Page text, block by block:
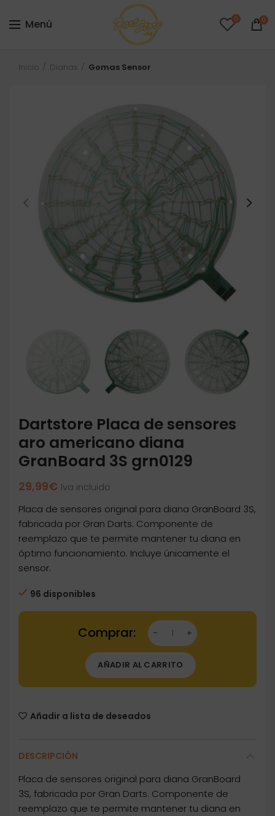
Menú 0 0
Inicio Dianas Gomas Sensor
Dartstore Placa de sensores
aro americano diana
GranBoard 3S grn0129
29,99€ Iva incluido
Placa de sensores original para diana GranBoard 3S,
fabricada por Gran Darts. Componente de
reemplazo que te permite mantener tu diana en
óptimo funcionamiento. Incluye únicamente el
sensor.
96 disponibles
Dartstore Placa de sensores aro americano
AÑADIR AL CARRITO
Añadir a lista de deseados
DESCRIPCIÓN
Placa de sensores original para diana GranBoard
3S, fabricada por Gran Darts. Componente de
reemplazo que te permite mantener tu diana en